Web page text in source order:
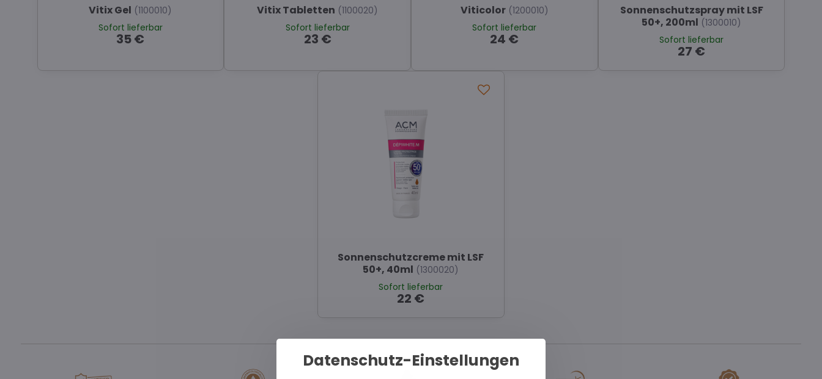
Vitix Gel (1100010)
Sofort lieferbar
35 €
Vitix Tabletten (1100020)
Sofort lieferbar
23 €
Viticolor (1200010)
Sofort lieferbar
24 €
Sonnenschutzspray mit LSF
50+, 200ml (1300010)
Sofort lieferbar
27 €
Sonnenschutzcreme mit LSF
50+, 40ml (1300020)
Sofort lieferbar
22 €
Datenschutz-Einstellungen